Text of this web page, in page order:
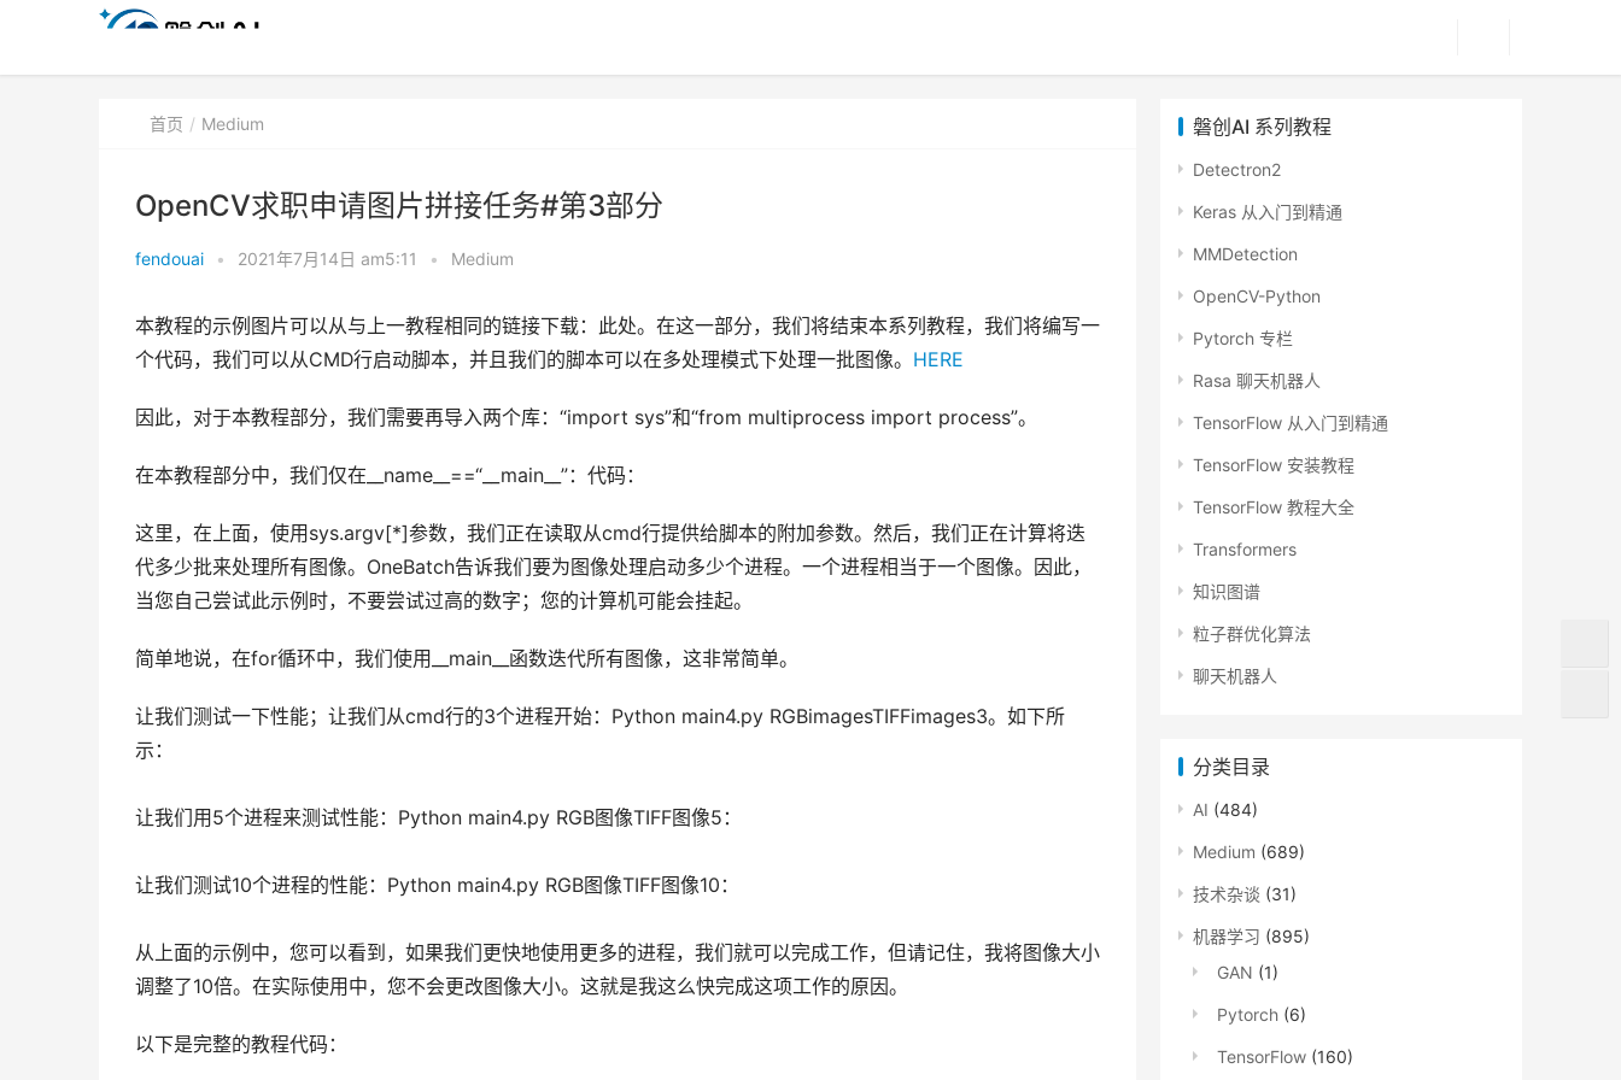
首页 Medium
OpenCV求职申请图片拼接任务#第3部分
fendouai • 2021年7月14日 am5:11 • Medium
本教程的示例图片可以从与上一教程相同的链接下载：此处。在这一部分，我们将结束本系列教程，我们将编写一
个代码，我们可以从CMD行启动脚本，并且我们的脚本可以在多处理模式下处理一批图像。 HERE
因此，对于本教程部分，我们需要再导入两个库：“import sys”和“from multiprocess import process”。
在本教程部分中，我们仅在__name__==“__main__”：代码：
这里，在上面，使用sys.argv[*]参数，我们正在读取从cmd行提供给脚本的附加参数。然后，我们正在计算将迭
代多少批来处理所有图像。OneBatch告诉我们要为图像处理启动多少个进程。一个进程相当于一个图像。因此，
当您自己尝试此示例时，不要尝试过高的数字；您的计算机可能会挂起。
简单地说，在for循环中，我们使用__main__函数迭代所有图像，这非常简单。
让我们测试一下性能；让我们从cmd行的3个进程开始：Python main4.py RGBimagesTIFFimages3。如下所
示：
让我们用5个进程来测试性能：Python main4.py RGB图像TIFF图像5：
让我们测试10个进程的性能：Python main4.py RGB图像TIFF图像10：
从上面的示例中，您可以看到，如果我们更快地使用更多的进程，我们就可以完成工作，但请记住，我将图像大小
调整了10倍。在实际使用中，您不会更改图像大小。这就是我这么快完成这项工作的原因。
以下是完整的教程代码：
磐创AI 系列教程
Detectron2
Keras 从入门到精通
MMDetection
OpenCV-Python
Pytorch 专栏
Rasa 聊天机器人
TensorFlow 从入门到精通
TensorFlow 安装教程
TensorFlow 教程大全
Transformers
知识图谱
粒子群优化算法
聊天机器人
分类目录
AI (484)
Medium (689)
技术杂谈 (31)
机器学习 (895)
GAN (1)
Pytorch (6)
TensorFlow (160)